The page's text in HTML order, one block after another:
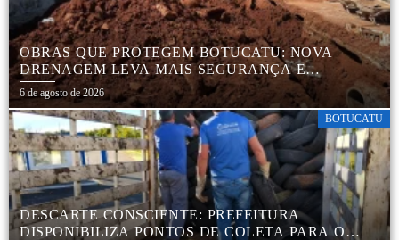
OBRAS QUE PROTEGEM BOTUCATU: NOVA
DRENAGEM LEVA MAIS SEGURANÇA E
TRANQUILIDADE AOS MORADORES DA COHAB
5
6 de agosto de 2026
BOTUCATU
DESCARTE CONSCIENTE: PREFEITURA
DISPONIBILIZA PONTOS DE COLETA PARA O